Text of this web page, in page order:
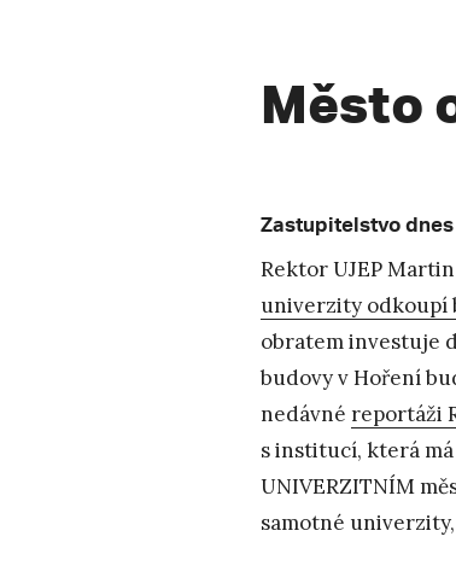
Město
Zastupitelstvo
Rektor UJEP
univerzity odkoupí
obratem investuje
budovy v Hoření
nedávné reportáži
s institucí, která
UNIVERZITNÍM
samotné